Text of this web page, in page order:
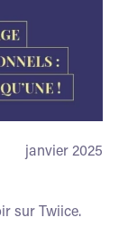
janvier 2025
sur Twiice.